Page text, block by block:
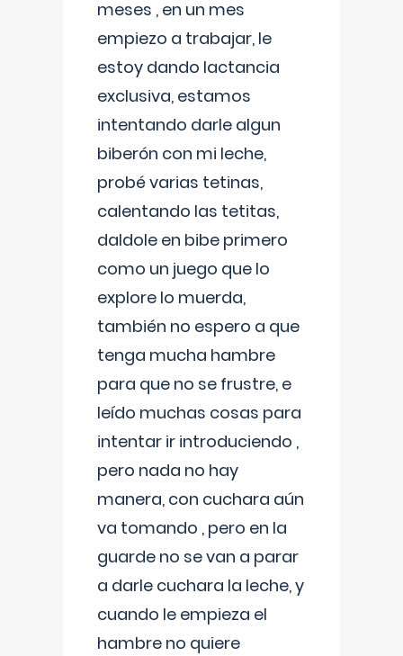
meses , en un mes
empiezo a trabajar, le
estoy dando lactancia
exclusiva, estamos
intentando darle algun
biberón con mi leche,
probé varias tetinas,
calentando las tetitas,
daldole en bibe primero
como un juego que lo
explore lo muerda,
también no espero a que
tenga mucha hambre
para que no se frustre, e
leído muchas cosas para
intentar ir introduciendo ,
pero nada no hay
manera, con cuchara aún
va tomando , pero en la
guarde no se van a parar
a darle cuchara la leche, y
cuando le empieza el
hambre no quiere